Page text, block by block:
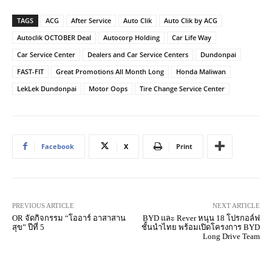
TAGS ACG After Service Auto Clik
Auto Clik by ACG
Autoclik OCTOBER Deal
Autocorp Holding
Car Life Way
Car Service Center
Dealers and Car Service Centers
Dundonpai
FAST-FIT
Great Promotions All Month Long
Honda Maliwan
LekLek Dundonpai
Motor Oops Tire Change Service Center
Facebook X Print
PREVIOUS ARTICLE
OR จัดกิจกรรม “โออาร์ อาสาสาน
สุข” ปีที่ 5
NEXT ARTICLE
BYD และ Rever หนุน 18 โปรกอล์ฟ
ชั้นนำไทย พร้อมเปิดโครงการ BYD
Long Drive Team